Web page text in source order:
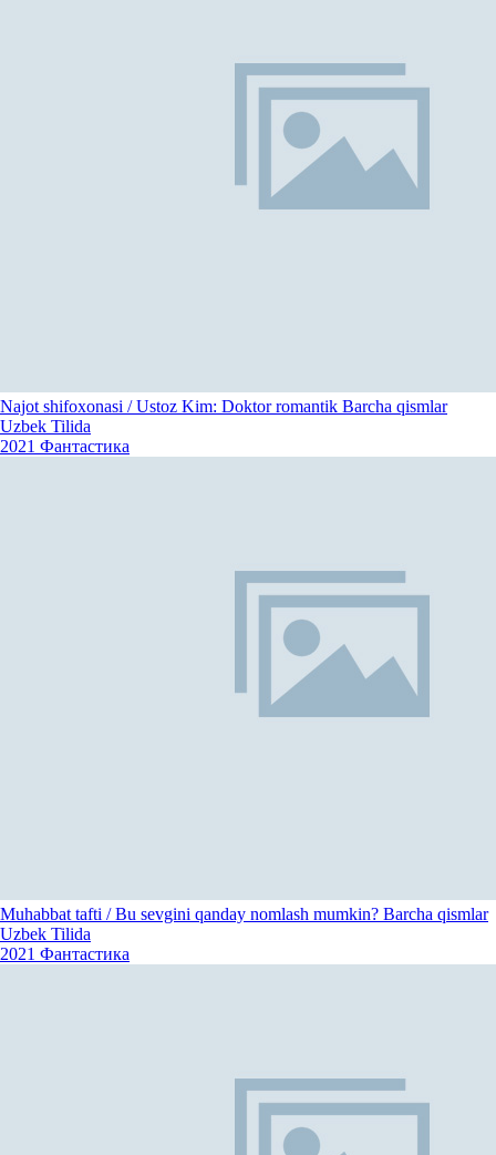
Najot shifoxonasi / Ustoz Kim: Doktor romantik Barcha qismlar
Uzbek Tilida
2021 Фантастика
Muhabbat tafti / Bu sevgini qanday nomlash mumkin? Barcha qismlar
Uzbek Tilida
2021 Фантастика